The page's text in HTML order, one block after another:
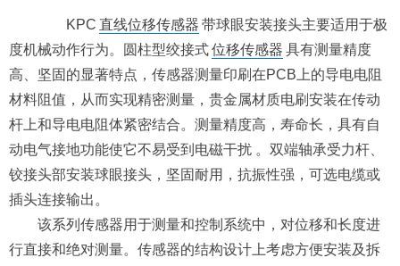
KPC 直线位移传感器 带球眼安装接头主要适用于极
度机械动作行为。圆柱型绞接式位移传感器 具有测量精度
高、坚固的显著特点，传感器测量印刷在PCB上的导电电阻
材料阻值，从而实现精密测量，贵金属材质电刷安装在传动
杆上和导电电阻体紧密结合。测量精度高，寿命长，具有自
动电气接地功能使它不易受到电磁干扰 。双端轴承受力杆、
铰接头部安装球眼接头，坚固耐用，抗振性强，可选电缆或
插头连接输出。
该系列传感器用于测量和控制系统中，对位移和长度进
行直接和绝对测量。传感器的结构设计上考虑方便安装及拆